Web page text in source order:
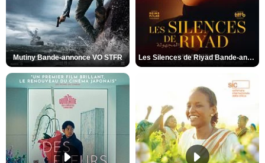
Mutiny Bande-annonce VO STFR Les Silences de Riyad Bande-annonce VO STFR